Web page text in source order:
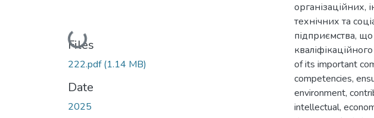
Loading...
Files
222.pdf(1.14 MB)
Date
2025
організаційних,
технічних та
підприємства,
of its important
competencies,
environment,
intellectual,